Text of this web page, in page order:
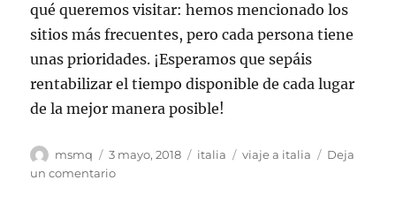
qué queremos visitar: hemos mencionado los
sitios más frecuentes, pero cada persona tiene
unas prioridades. ¡Esperamos que sepáis
rentabilizar el tiempo disponible de cada lugar
de la mejor manera posible!
Autor
msmq
Publicado
el
3 mayo, 2018 Categorías
italia Etiquetas
viaje a italia
Deja
un comentarioen